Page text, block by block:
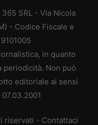
SRL - Via Nicola
- Codice Fiscale e
in quanto
periodicità. Non può
editoriale ai sensi
riservati - Contattaci